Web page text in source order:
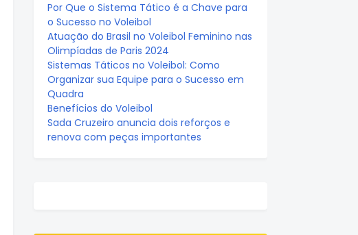
Por Que o Sistema Tático é a Chave para
o Sucesso no Voleibol
Atuação do Brasil no Voleibol Feminino nas
Olimpíadas de Paris 2024
Sistemas Táticos no Voleibol: Como
Organizar sua Equipe para o Sucesso em
Quadra
Benefícios do Voleibol
Sada Cruzeiro anuncia dois reforços e
renova com peças importantes